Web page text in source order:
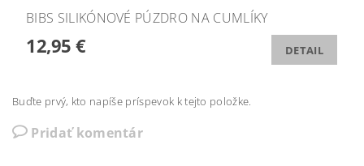
BIBS SILIKÓNOVÉ PÚZDRO NA CUMLÍKY
12,95 € DETAIL
Buďte prvý, kto napíše príspevok k tejto položke.
Pridať komentár